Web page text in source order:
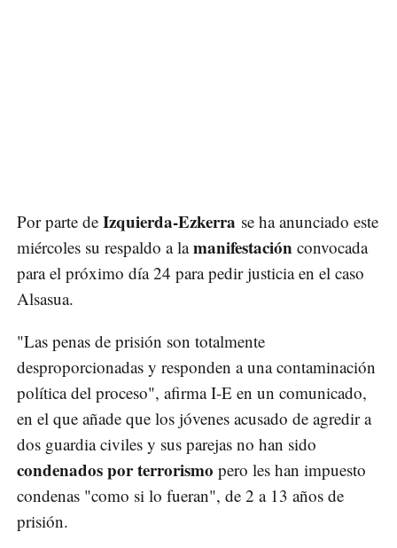
Por parte de Izquierda-Ezkerra se ha anunciado este
miércoles su respaldo a lamanifestación convocada
para el próximo día 24 para pedir justicia en el caso
Alsasua.
"Las penas de prisión son totalmente
desproporcionadas y responden a una contaminación
política del proceso", afirma I-E en un comunicado,
en el que añade que los jóvenes acusado de agredir a
dos guardia civiles y sus parejas no han sido
condenados por terrorismo pero les han impuesto
condenas "como si lo fueran", de 2 a 13 años de
prisión.